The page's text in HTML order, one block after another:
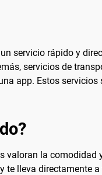
servicio rápido y
servicios de
app. Estos
valoran la
lleva directamente